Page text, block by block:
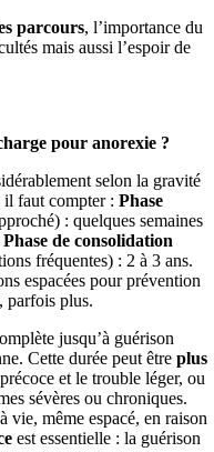
parcours, l’importance du
mais aussi l’espoir de
pour anorexie ?
selon la gravité
il faut compter :Phase
: quelques semaines
Phase de consolidation
fréquentes) : 2 à 3 ans.
espacées pour prévention
parfois plus.
jusqu’à guérison
Cette durée peut êtreplus
et le trouble léger, ou
sévères ou chroniques.
vie, même espacé, en raison
est essentielle : la guérison